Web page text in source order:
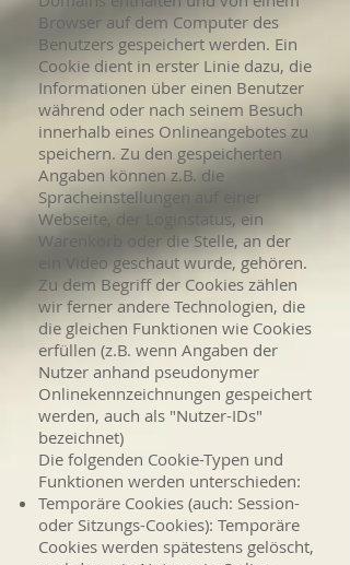
Browser auf dem Computer des
Benutzers gespeichert werden. Ein
Cookie dient in erster Linie dazu, die
Informationen über einen Benutzer
während oder nach seinem Besuch
innerhalb eines Onlineangebotes zu
speichern. Zu den gespeicherten
Angaben können z.B. die
Spracheinstellungen auf einer
Webseite, der Loginstatus, ein
Warenkorb oder die Stelle, an der
ein Video geschaut wurde, gehören.
Zu dem Begriff der Cookies zählen
wir ferner andere Technologien, die
die gleichen Funktionen wie Cookies
erfüllen (z.B. wenn Angaben der
Nutzer anhand pseudonymer
Onlinekennzeichnungen gespeichert
werden, auch als "Nutzer-IDs"
bezeichnet)
Die folgenden Cookie-Typen und
Funktionen werden unterschieden:
Temporäre Cookies (auch: Session-
oder Sitzungs-Cookies): Temporäre
Cookies werden spätestens gelöscht,